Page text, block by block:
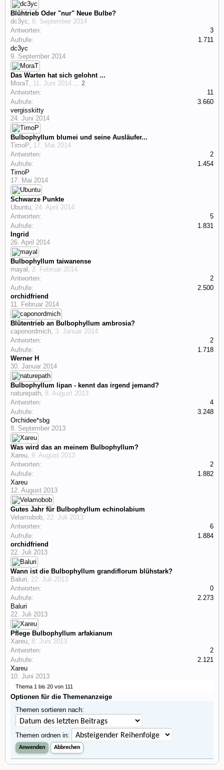
Blühtrieb Oder "nur" Neue Bulbe?
dc3yc, 8. September 2014
Antworten:
3
Aufrufe:
1.711
dc3yc
9. September 2014
Das Warten hat sich gelohnt ...
MoraT, 11. Juni 2014 ... 2
Antworten:
11
Aufrufe:
3.660
vergisskitty
24. Juni 2014
Bulbophyllum blumei und seine Ausläufer...
TimoP, 17. Mai 2014
Antworten:
2
Aufrufe:
1.454
TimoP
17. Mai 2014
Schwarze Punkte
Ubuntu, 24. April 2014
Antworten:
5
Aufrufe:
1.831
Ingrid
26. April 2014
Bulbophyllum taiwanense
mayal , 2. Februar 2014
Antworten:
2
Aufrufe:
2.500
orchidfriend
11. Februar 2014
Blütentrieb an Bulbophyllum ambrosia?
caponordmich, 3. Januar 2014
Antworten:
2
Aufrufe:
1.718
Werner H
30. Januar 2014
Bulbophyllum lipan - kennt das irgend jemand?
naturepath, 8. August 2013
Antworten:
4
Aufrufe:
3.248
Orchidee*sbg
8. September 2013
Was wird das an meinem Bulbophyllum?
Xareu, 9. August 2013
Antworten:
2
Aufrufe:
1.882
Xareu
12. August 2013
Gutes Jahr für Bulbophyllum echinolabium
Velamobob, 22. Juli 2013
Antworten:
6
Aufrufe:
1.884
orchidfriend
22. Juli 2013
Wann ist die Bulbophyllum grandiflorum blühstark?
Baluri, 22. Juli 2013
Antworten:
0
Aufrufe:
2.273
Baluri
22. Juli 2013
Pflege Bulbophyllum arfakianum
Xareu, 8. Juni 2013
Antworten:
2
Aufrufe:
2.121
Xareu
10. Juni 2013
Thema 1 bis 20 von 111
Optionen für die Themenanzeige
Themen sortieren nach:
Themen ordnen in: